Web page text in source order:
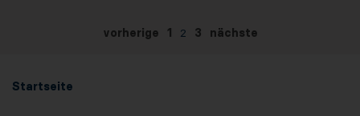
vorherige 1 2 3 nächste
Startseite